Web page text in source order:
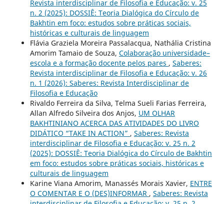
Revista interdisciplinar de Filosofia e Educação: v. 25
n. 2 (2025): DOSSIÊ: Teoria Dialógica do Círculo de
Bakhtin em foco: estudos sobre práticas sociais,
históricas e culturais de linguagem
Flávia Graziela Moreira Passalacqua, Nathália Cristina
Amorim Tamaio de Souza, Colaboração universidade–
escola e a formação docente pelos pares , Saberes:
Revista interdisciplinar de Filosofia e Educação: v. 26
n. 1 (2026): Saberes: Revista Interdisciplinar de
Filosofia e Educação
Rivaldo Ferreira da Silva, Telma Sueli Farias Ferreira,
Allan Alfredo Silveira dos Anjos, UM OLHAR
BAKHTINIANO ACERCA DAS ATIVIDADES DO LIVRO
DIDÁTICO “TAKE IN ACTION” , Saberes: Revista
interdisciplinar de Filosofia e Educação: v. 25 n. 2
(2025): DOSSIÊ: Teoria Dialógica do Círculo de Bakhtin
em foco: estudos sobre práticas sociais, históricas e
culturais de linguagem
Karine Viana Amorim, Manassés Morais Xavier, ENTRE
O COMENTAR E O (DES)INFORMAR , Saberes: Revista